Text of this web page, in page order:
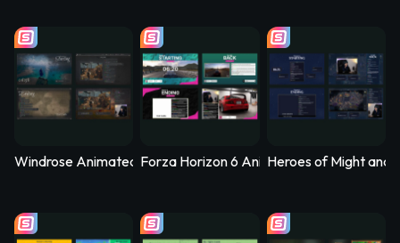
Windrose Animated Stream Overlay - Stormtide
Forza Horizon 6 Animated Stream
Heroes of Might and